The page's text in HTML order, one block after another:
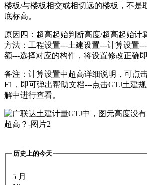
楼板/与楼板相交或相切远的楼板，不是
底标高。
原因四：超高起始判断高度/超高起始计
方法：工程设置---土建设置---计算设置
额---选择对应的构件，将设置修改正确
备注：计算设置中超高详细说明，可点
F1，即可弹出帮助文档---点击GTJ土建
解中进行查看。
历史上的今天
5 月